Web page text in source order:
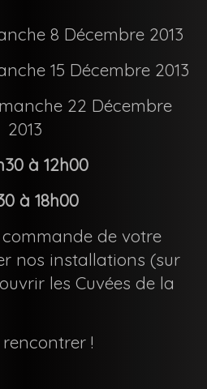
8 Décembre 2013
15 Décembre 2013
22 Décembre
2013
à 12h00
à 18h00
de votre
nos installations (sur
les Cuvées de la
!